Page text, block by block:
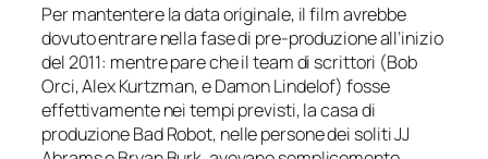
Per mantentere la data originale, il film avrebbe
dovuto entrare nella fase di pre-produzione all’inizio
del 2011: mentre pare che il team di scrittori (Bob
Orci, Alex Kurtzman, e Damon Lindelof) fosse
effettivamente nei tempi previsti, la casa di
produzioneBad Robot, nelle persone dei soliti JJ